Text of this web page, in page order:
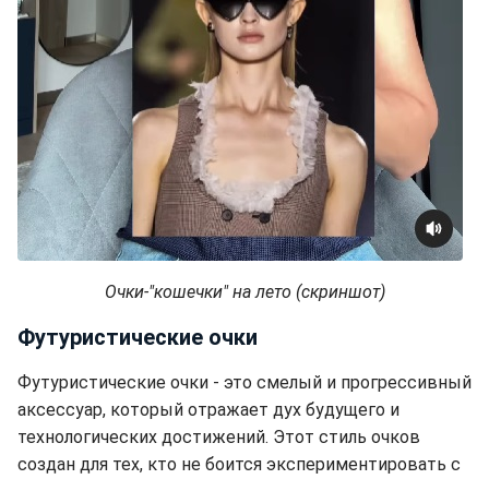
Очки-"кошечки" на лето (скриншот)
Футуристические очки
Футуристические очки - это смелый и прогрессивный
аксессуар, который отражает дух будущего и
технологических достижений. Этот стиль очков
создан для тех, кто не боится экспериментировать с